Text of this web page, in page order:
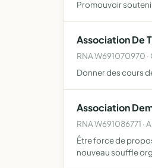
Promouvoir
Association De
RNA W691070970
Donner des cours
Association
RNA W691086771 ·
Être force de
nouveau souffle